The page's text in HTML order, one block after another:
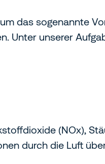
das sogenannte
Unter unserer
(NOx),
durch die Luft